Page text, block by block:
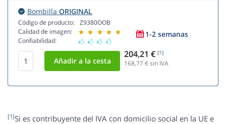
Bombilla ORIGINAL
Código de producto:
Calidad de imagen:
Confiabilidad:
Z9380OOB
1-2 semanas
204,21 € [1]
168,77 € sin IVA
[1]Si es contribuyente del IVA con domicilio social en la UE e